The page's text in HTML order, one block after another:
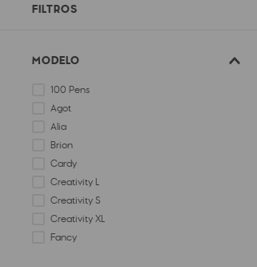
FILTROS
MODELO
100 Pens
Agot
Alia
Brion
Cardy
Creativity L
Creativity S
Creativity XL
Fancy